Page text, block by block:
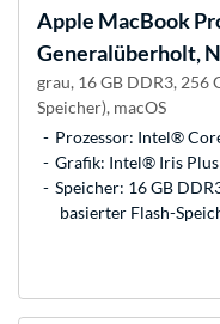
Apple MacBook
Generalüberholt,
grau, 16 GB DDR3, 256
Speicher), macOS
Prozessor: Intel®
Grafik: Intel® Iris
Speicher: 16 GB
basierter Flash-